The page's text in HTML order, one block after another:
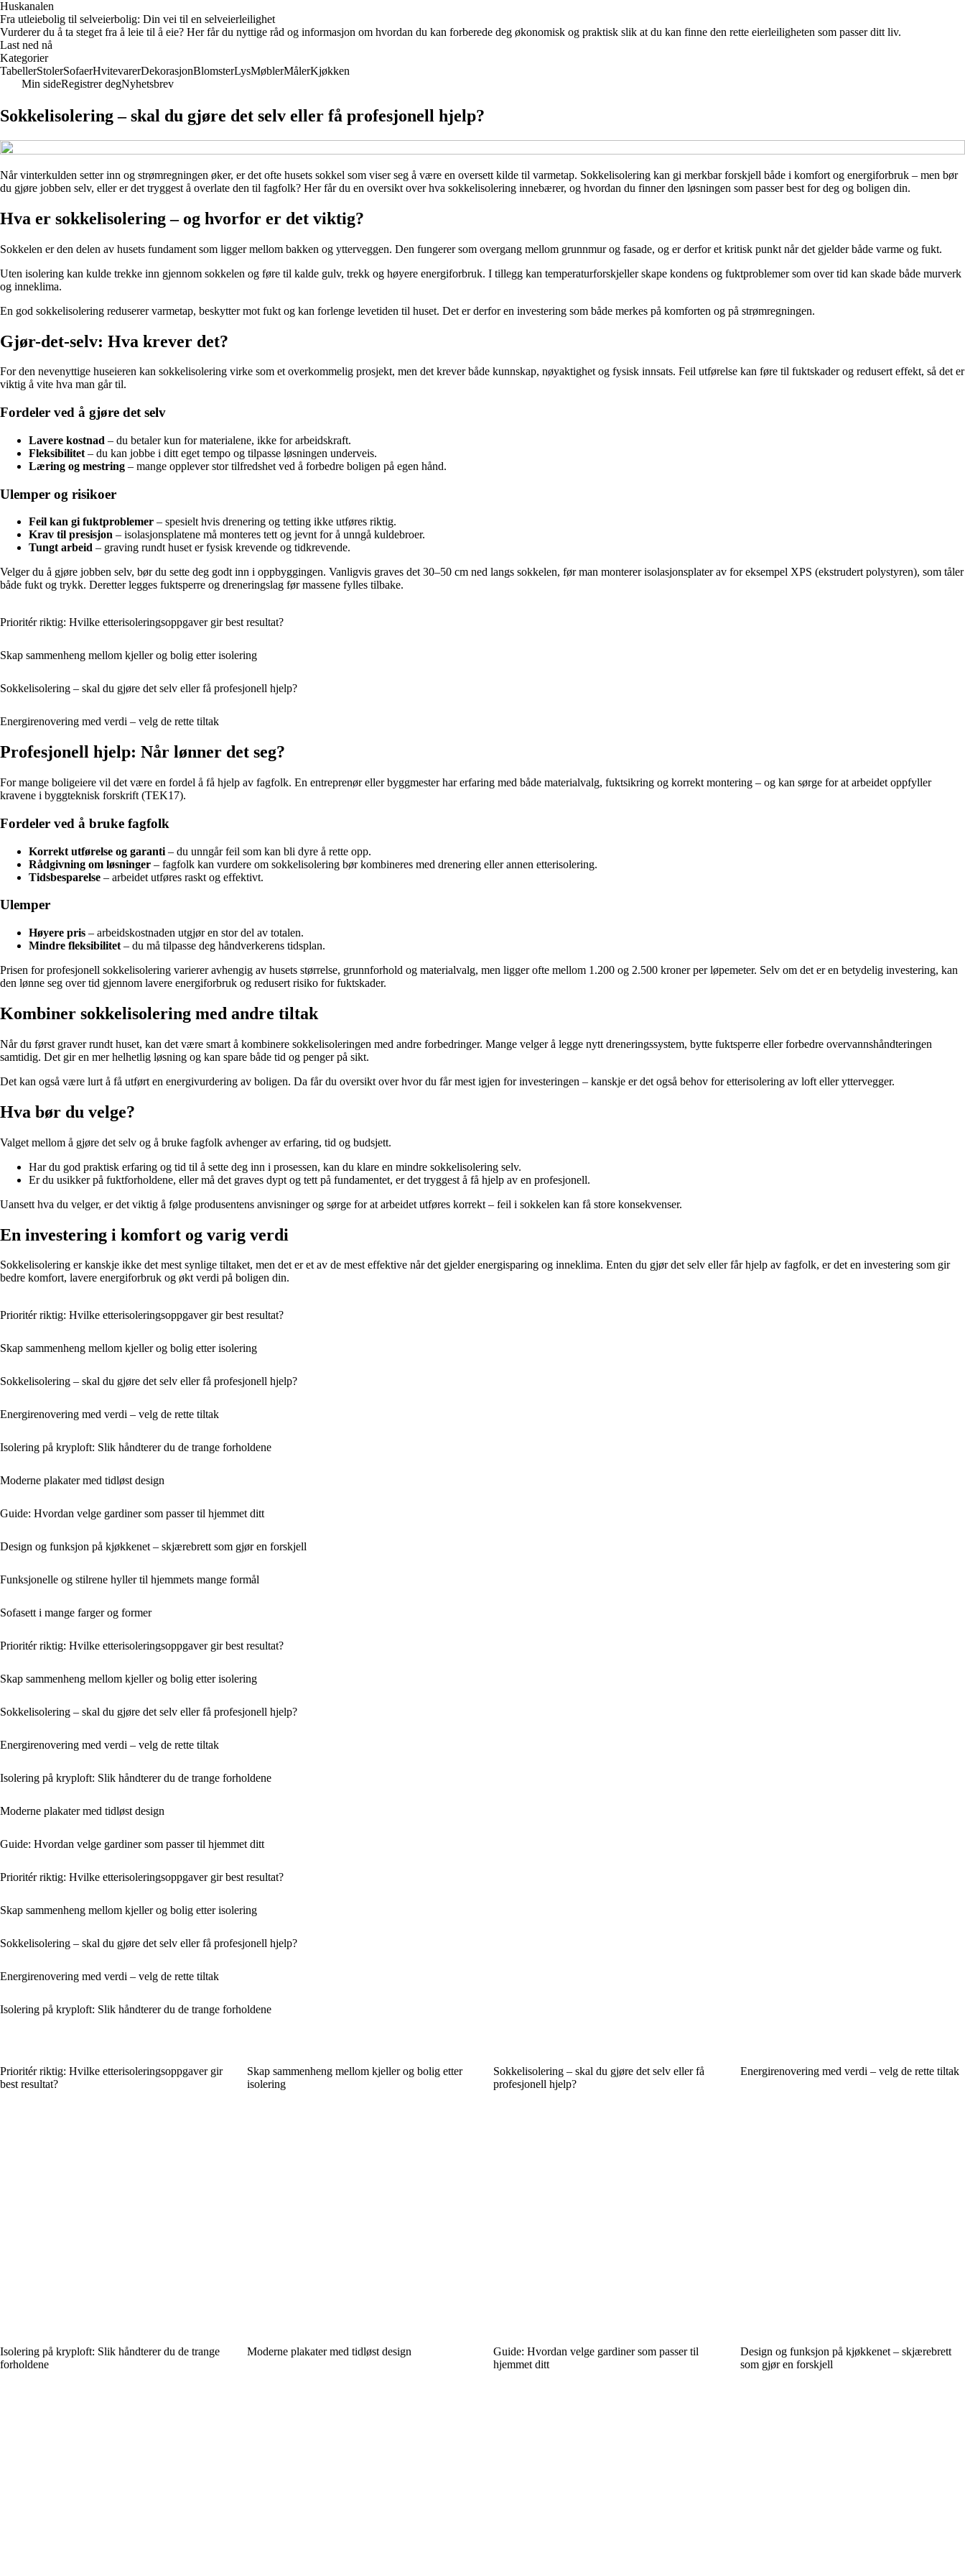
Huskanalen
Fra utleiebolig til selveierbolig: Din vei til en selveierleilighet
Vurderer du å ta steget fra å leie til å eie? Her får du nyttige råd og informasjon om hvordan du kan forberede deg økonomisk og praktisk slik at du kan finne den rette eierleiligheten som passer ditt liv.
Last ned nå
Kategorier
TabellerStolerSofaerHvitevarerDekorasjonBlomsterLysMøblerMålerKjøkken
Min sideRegistrer degNyhetsbrev
Sokkelisolering – skal du gjøre det selv eller få profesjonell hjelp?
Når vinterkulden setter inn og strømregningen øker, er det ofte husets sokkel som viser seg å være en oversett kilde til varmetap. Sokkelisolering kan gi merkbar forskjell både i komfort og energiforbruk – men bør
du gjøre jobben selv, eller er det tryggest å overlate den til fagfolk? Her får du en oversikt over hva sokkelisolering innebærer, og hvordan du finner den løsningen som passer best for deg og boligen din.
Hva er sokkelisolering – og hvorfor er det viktig?
Sokkelen er den delen av husets fundament som ligger mellom bakken og ytterveggen. Den fungerer som overgang mellom grunnmur og fasade, og er derfor et kritisk punkt når det gjelder både varme og fukt.
Uten isolering kan kulde trekke inn gjennom sokkelen og føre til kalde gulv, trekk og høyere energiforbruk. I tillegg kan temperaturforskjeller skape kondens og fuktproblemer som over tid kan skade både murverk
og inneklima.
En god sokkelisolering reduserer varmetap, beskytter mot fukt og kan forlenge levetiden til huset. Det er derfor en investering som både merkes på komforten og på strømregningen.
Gjør-det-selv: Hva krever det?
For den nevenyttige huseieren kan sokkelisolering virke som et overkommelig prosjekt, men det krever både kunnskap, nøyaktighet og fysisk innsats. Feil utførelse kan føre til fuktskader og redusert effekt, så det er
viktig å vite hva man går til.
Fordeler ved å gjøre det selv
Lavere kostnad – du betaler kun for materialene, ikke for arbeidskraft.
Fleksibilitet – du kan jobbe i ditt eget tempo og tilpasse løsningen underveis.
Læring og mestring – mange opplever stor tilfredshet ved å forbedre boligen på egen hånd.
Ulemper og risikoer
Feil kan gi fuktproblemer – spesielt hvis drenering og tetting ikke utføres riktig.
Krav til presisjon – isolasjonsplatene må monteres tett og jevnt for å unngå kuldebroer.
Tungt arbeid – graving rundt huset er fysisk krevende og tidkrevende.
Velger du å gjøre jobben selv, bør du sette deg godt inn i oppbyggingen. Vanligvis graves det 30–50 cm ned langs sokkelen, før man monterer isolasjonsplater av for eksempel XPS (ekstrudert polystyren), som tåler
både fukt og trykk. Deretter legges fuktsperre og dreneringslag før massene fylles tilbake.
Prioritér riktig: Hvilke etterisoleringsoppgaver gir best resultat?
Skap sammenheng mellom kjeller og bolig etter isolering
Sokkelisolering – skal du gjøre det selv eller få profesjonell hjelp?
Energirenovering med verdi – velg de rette tiltak
Profesjonell hjelp: Når lønner det seg?
For mange boligeiere vil det være en fordel å få hjelp av fagfolk. En entreprenør eller byggmester har erfaring med både materialvalg, fuktsikring og korrekt montering – og kan sørge for at arbeidet oppfyller
kravene i byggteknisk forskrift (TEK17).
Fordeler ved å bruke fagfolk
Korrekt utførelse og garanti – du unngår feil som kan bli dyre å rette opp.
Rådgivning om løsninger – fagfolk kan vurdere om sokkelisolering bør kombineres med drenering eller annen etterisolering.
Tidsbesparelse – arbeidet utføres raskt og effektivt.
Ulemper
Høyere pris – arbeidskostnaden utgjør en stor del av totalen.
Mindre fleksibilitet – du må tilpasse deg håndverkerens tidsplan.
Prisen for profesjonell sokkelisolering varierer avhengig av husets størrelse, grunnforhold og materialvalg, men ligger ofte mellom 1.200 og 2.500 kroner per løpemeter. Selv om det er en betydelig investering, kan
den lønne seg over tid gjennom lavere energiforbruk og redusert risiko for fuktskader.
Kombiner sokkelisolering med andre tiltak
Når du først graver rundt huset, kan det være smart å kombinere sokkelisoleringen med andre forbedringer. Mange velger å legge nytt dreneringssystem, bytte fuktsperre eller forbedre overvannshåndteringen
samtidig. Det gir en mer helhetlig løsning og kan spare både tid og penger på sikt.
Det kan også være lurt å få utført en energivurdering av boligen. Da får du oversikt over hvor du får mest igjen for investeringen – kanskje er det også behov for etterisolering av loft eller yttervegger.
Hva bør du velge?
Valget mellom å gjøre det selv og å bruke fagfolk avhenger av erfaring, tid og budsjett.
Har du god praktisk erfaring og tid til å sette deg inn i prosessen, kan du klare en mindre sokkelisolering selv.
Er du usikker på fuktforholdene, eller må det graves dypt og tett på fundamentet, er det tryggest å få hjelp av en profesjonell.
Uansett hva du velger, er det viktig å følge produsentens anvisninger og sørge for at arbeidet utføres korrekt – feil i sokkelen kan få store konsekvenser.
En investering i komfort og varig verdi
Sokkelisolering er kanskje ikke det mest synlige tiltaket, men det er et av de mest effektive når det gjelder energisparing og inneklima. Enten du gjør det selv eller får hjelp av fagfolk, er det en investering som gir
bedre komfort, lavere energiforbruk og økt verdi på boligen din.
Prioritér riktig: Hvilke etterisoleringsoppgaver gir best resultat?
Skap sammenheng mellom kjeller og bolig etter isolering
Sokkelisolering – skal du gjøre det selv eller få profesjonell hjelp?
Energirenovering med verdi – velg de rette tiltak
Isolering på kryploft: Slik håndterer du de trange forholdene
Moderne plakater med tidløst design
Guide: Hvordan velge gardiner som passer til hjemmet ditt
Design og funksjon på kjøkkenet – skjærebrett som gjør en forskjell
Funksjonelle og stilrene hyller til hjemmets mange formål
Sofasett i mange farger og former
Prioritér riktig: Hvilke etterisoleringsoppgaver gir best resultat?
Skap sammenheng mellom kjeller og bolig etter isolering
Sokkelisolering – skal du gjøre det selv eller få profesjonell hjelp?
Energirenovering med verdi – velg de rette tiltak
Isolering på kryploft: Slik håndterer du de trange forholdene
Moderne plakater med tidløst design
Guide: Hvordan velge gardiner som passer til hjemmet ditt
Prioritér riktig: Hvilke etterisoleringsoppgaver gir best resultat?
Skap sammenheng mellom kjeller og bolig etter isolering
Sokkelisolering – skal du gjøre det selv eller få profesjonell hjelp?
Energirenovering med verdi – velg de rette tiltak
Isolering på kryploft: Slik håndterer du de trange forholdene
Prioritér riktig: Hvilke etterisoleringsoppgaver gir
best resultat?
Skap sammenheng mellom kjeller og bolig etter
isolering
Sokkelisolering – skal du gjøre det selv eller få
profesjonell hjelp?
Energirenovering med verdi – velg de rette tiltak
Isolering på kryploft: Slik håndterer du de trange
forholdene
Moderne plakater med tidløst design
Guide: Hvordan velge gardiner som passer til
hjemmet ditt
Design og funksjon på kjøkkenet – skjærebrett
som gjør en forskjell